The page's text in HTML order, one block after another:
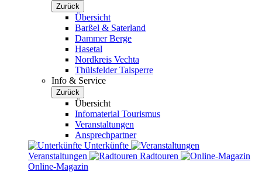
Zurück
Übersicht
Barßel & Saterland
Dammer Berge
Hasetal
Nordkreis Vechta
Thülsfelder Talsperre
Info & Service
Zurück
Übersicht
Infomaterial Tourismus
Veranstaltungen
Ansprechpartner
Unterkünfte
Veranstaltungen
Radtouren
Online-Magazin